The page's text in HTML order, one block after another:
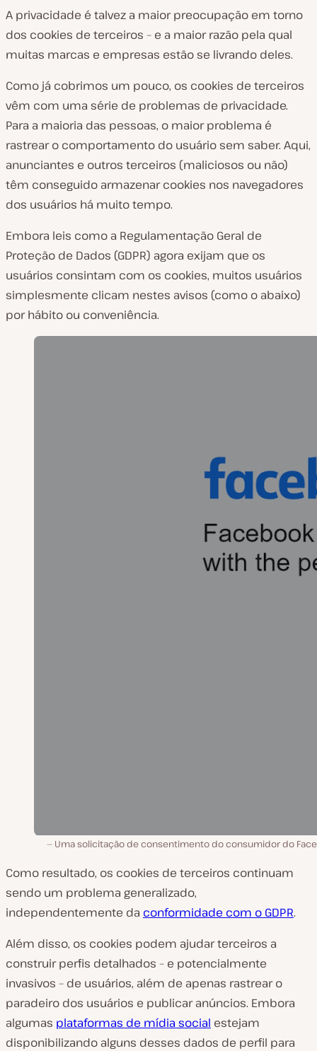
A privacidade é talvez a maior preocupação em torno
dos cookies de terceiros – e a maior razão pela qual
muitas marcas e empresas estão se livrando deles.
Como já cobrimos um pouco, os cookies de terceiros
vêm com uma série de problemas de privacidade.
Para a maioria das pessoas, o maior problema é
rastrear o comportamento do usuário sem saber. Aqui,
anunciantes e outros terceiros (maliciosos ou não)
têm conseguido armazenar cookies nos navegadores
dos usuários há muito tempo.
Embora leis como a Regulamentação Geral de
Proteção de Dados (GDPR) agora exijam que os
usuários consintam com os cookies, muitos usuários
simplesmente clicam nestes avisos (como o abaixo)
por hábito ou conveniência.
Uma solicitação de consentimento do consumidor do
Como resultado, os cookies de terceiros continuam
sendo um problema generalizado,
independentemente da conformidade com o GDPR.
Além disso, os cookies podem ajudar terceiros a
construir perfis detalhados – e potencialmente
invasivos – de usuários, além de apenas rastrear o
paradeiro dos usuários e publicar anúncios. Embora
algumas plataformas de mídia social estejam
disponibilizando alguns desses dados de perfil para